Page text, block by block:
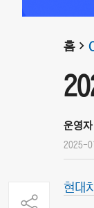
홈
운영자
2025-
현대